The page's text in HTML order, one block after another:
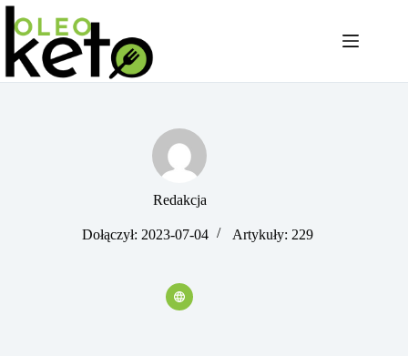
Przejdź
treści
Redakcja
Dołączył: 2023-07-04 Artykuły: 229